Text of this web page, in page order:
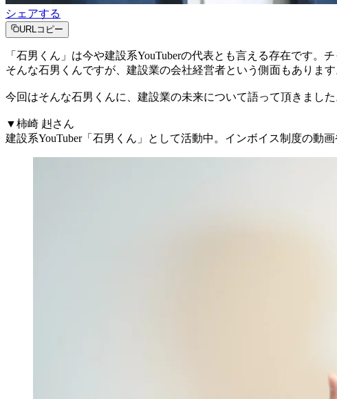
シェアする
URLコピー
「石男くん」は今や建設系YouTuberの代表とも言える存在です。
そんな石男くんですが、建設業の会社経営者という側面もあります
今回はそんな石男くんに、建設業の未来について語って頂きました
▼柿崎 赳さん
建設系YouTuber「石男くん」として活動中。インボイス制度の動